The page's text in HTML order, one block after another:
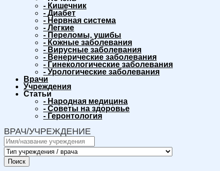
- Кишечник
- Диабет
- Нервная система
- Легкие
- Переломы, ушибы
- Кожные заболевания
- Вирусные заболевания
- Венерические заболевания
- Гинекологические заболевания
- Урологические заболевания
Врачи
Учреждения
Статьи
- Народная медицина
- Советы на здоровье
- Геронтология
ВРАЧ/УЧРЕЖДЕНИЕ
Поиск